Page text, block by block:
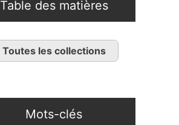
Table des matières
Toutes les collections
Mots-clés